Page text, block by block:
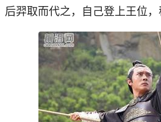
羿取而代之，自己登上王位，